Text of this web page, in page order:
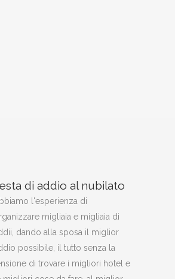
di addio al nubilato
l'esperienza di
migliaia e migliaia di
dando alla sposa il miglior
possibile, il tutto senza la
di trovare i migliori hotel e